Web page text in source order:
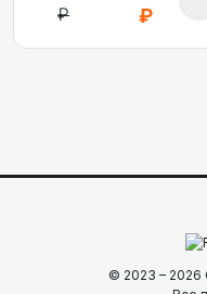
₽
₽
© 2023 –